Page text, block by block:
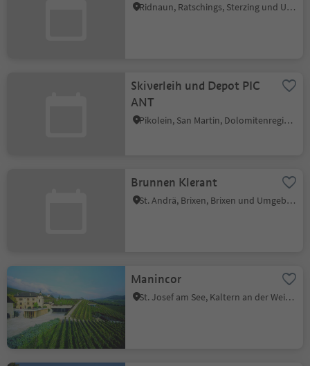
Ridnaun, Ratschings, Sterzing und Umgebung
Skiverleih und Depot PIC
ANT
Pikolein, San Martin, Dolomitenregion Kronplatz
Brunnen Klerant
St. Andrä, Brixen, Brixen und Umgebung
Manincor
St. Josef am See, Kaltern an der Weinstraße, Südtiroler Weinstraße